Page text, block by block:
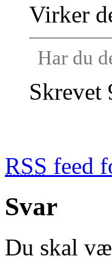
Virker
Har du
Skrevet
RSS feed
Svar
Du skal